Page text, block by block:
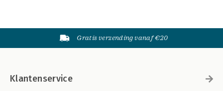
Gratis verzending vanaf €20
Klantenservice